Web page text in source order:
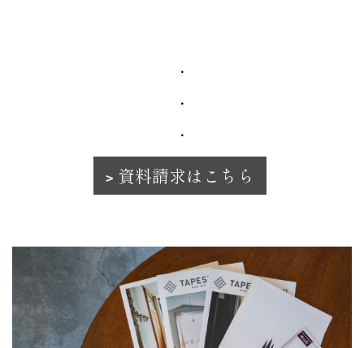
・
・
・
資料請求はこちら